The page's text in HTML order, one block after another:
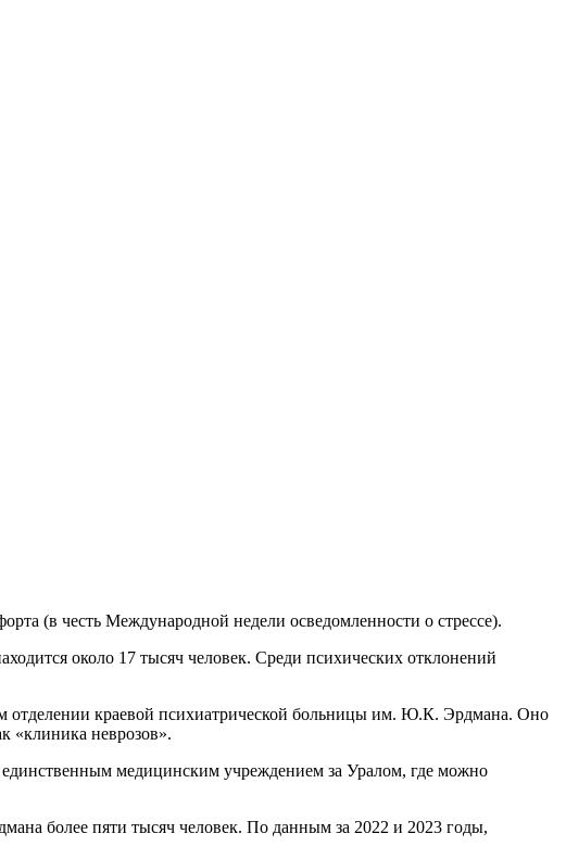
(в честь Международной недели осведомленности о стрессе).
около 17 тысяч человек. Среди психических отклонений
отделении краевой психиатрической больницы им. Ю.К. Эрдмана. Оно
«клиника неврозов».
единственным медицинским учреждением за Уралом, где можно
более пяти тысяч человек. По данным за 2022 и 2023 годы,